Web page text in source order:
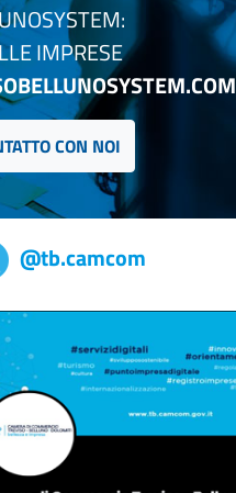
IMPRESE
CON NOI
@tb.camcom